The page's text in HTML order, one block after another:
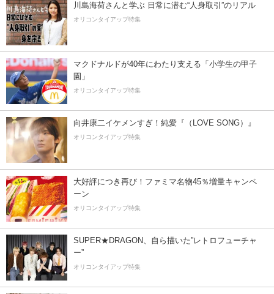
川島海荷さんと学ぶ 日常に潜む“人身取引”のリアル
オリコンタイアップ特集
マクドナルドが40年にわたり支える「小学生の甲子
園」
オリコンタイアップ特集
向井康二イケメンすぎ！純愛『（LOVE SONG）』
オリコンタイアップ特集
大好評につき再び！ファミマ名物45％増量キャンペ
ーン
オリコンタイアップ特集
SUPER★DRAGON、自ら描いた”レトロフューチャ
ー”
オリコンタイアップ特集